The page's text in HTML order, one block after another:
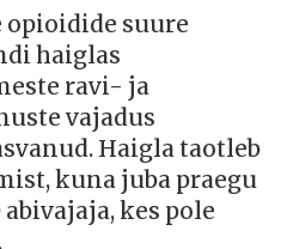
suure
haiglas
ravi- ja
vajadus
Haigla taotleb
kuna juba praegu
kes pole